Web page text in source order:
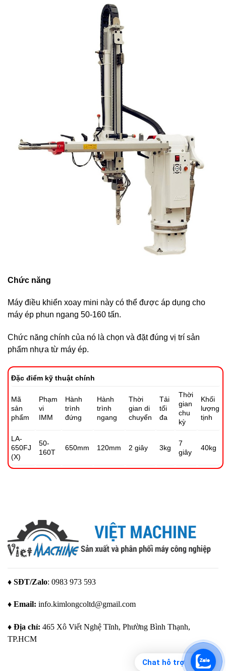
Chức năng
Máy điều khiển xoay mini này có thể được áp dụng cho
máy ép phun ngang 50-160 tấn.
Chức năng chính của nó là chọn và đặt đúng vị trí sản
phẩm nhựa từ máy ép.
Đặc điểm kỹ thuật chính
Mã
sản
phẩm
Phạm
vi
IMM
Hành
trình
đứng
Hành
trình
ngang
Thời
gian di
chuyển
Tải
tối
đa
Thời
gian
chu
kỳ
Khối
lượng
tịnh
LA-
650FJ
(X)
50-
160T
650mm 120mm 2 giây 3kg
7
giây
40kg
♦ SĐT/Zalo: 0983 973 593
♦ Email: info.kimlongcoltd@gmail.com
♦ Địa chỉ: 465 Xô Viết Nghệ Tĩnh, Phường Bình Thạnh,
TP.HCM
Chat hỗ trợ